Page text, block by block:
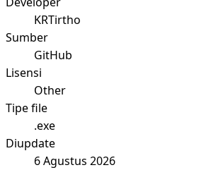
KRTirtho
Sumber
GitHub
Lisensi
Other
Tipe file
.exe
Diupdate
6 Agustus 2026